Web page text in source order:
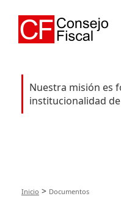
Nuestra misión es
institucionalidad
Inicio > Documentos